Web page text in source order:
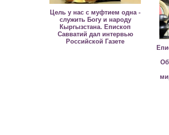
Цель у нас с муфтием одна -
служить Богу и народу
Кыргызстана. Епископ
Савватий дал интервью
Российской Газете